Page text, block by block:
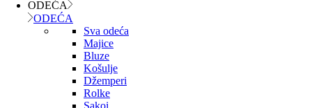
ODEĆA
ODEĆA
Sva odeća
Majice
Bluze
Košulje
Džemperi
Rolke
Sakoi